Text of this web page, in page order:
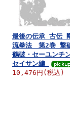
最後の伝承 古伝
流拳法 第2巻 撃
鶴破・セーユンチ
セイサン編
10,476円(税込)